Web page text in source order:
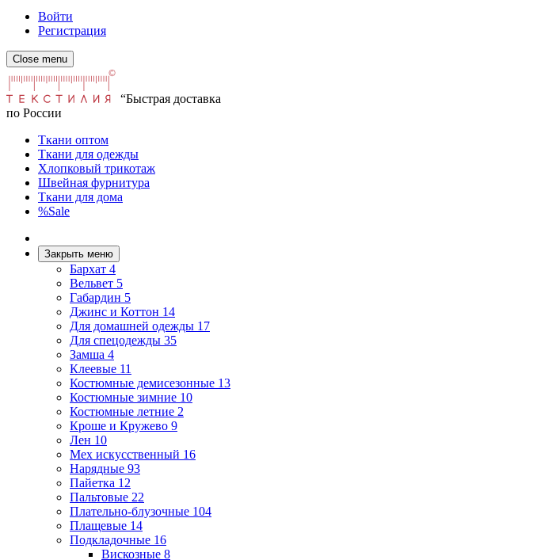
Войти
Регистрация
Close menu
“Быстрая доставка
по России
Ткани оптом
Ткани для одежды
Хлопковый трикотаж
Швейная фурнитура
Ткани для дома
%Sale
Закрыть меню
Бархат 4
Вельвет 5
Габардин 5
Джинс и Коттон 14
Для домашней одежды 17
Для спецодежды 35
Замша 4
Клеевые 11
Костюмные демисезонные 13
Костюмные зимние 10
Костюмные летние 2
Кроше и Кружево 9
Лен 10
Мех искусственный 16
Нарядные 93
Пайетка 12
Пальтовые 22
Плательно-блузочные 104
Плащевые 14
Подкладочные 16
Вискозные 8